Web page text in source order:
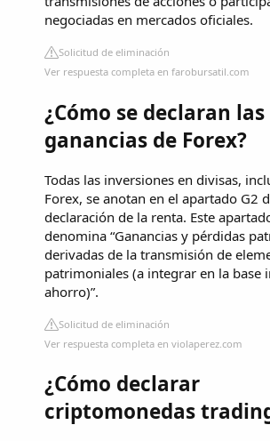
negociadas en mercados oficiales.
Solicitud de eliminación
Ver respuesta completa en farobursatil.com
¿Cómo se declaran las
ganancias de Forex?
Todas las inversiones en divisas,
Forex, se anotan en el apartado G2
declaración de la renta. Este
denomina “Ganancias y pérdidas
derivadas de la transmisión de
patrimoniales (a integrar en la base
ahorro)”.
Solicitud de eliminación
Ver respuesta completa en violaperez.com
¿Cómo declarar
criptomonedas